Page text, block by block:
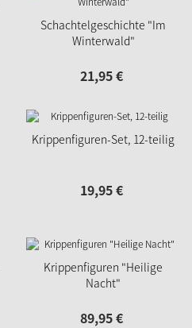
Schachtelgeschichte "Im
Winterwald"
21,95€
Krippenfiguren-Set, 12-teilig
19,95€
Krippenfiguren "Heilige
Nacht"
89,95€